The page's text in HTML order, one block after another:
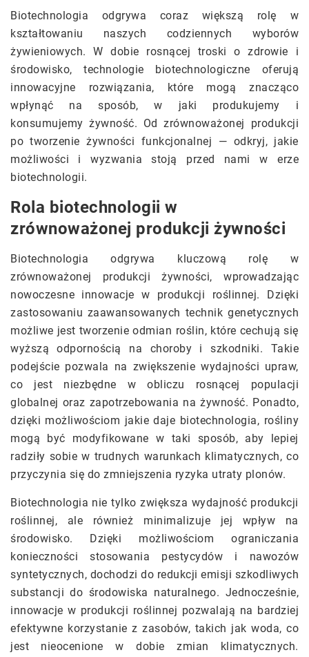
Biotechnologia odgrywa coraz większą rolę w
kształtowaniu naszych codziennych wyborów
żywieniowych. W dobie rosnącej troski o zdrowie i
środowisko, technologie biotechnologiczne oferują
innowacyjne rozwiązania, które mogą znacząco
wpłynąć na sposób, w jaki produkujemy i
konsumujemy żywność. Od zrównoważonej produkcji
po tworzenie żywności funkcjonalnej — odkryj, jakie
możliwości i wyzwania stoją przed nami w erze
biotechnologii.
Rola biotechnologii w
zrównoważonej produkcji żywności
Biotechnologia odgrywa kluczową rolę w
zrównoważonej produkcji żywności, wprowadzając
nowoczesne innowacje w produkcji roślinnej. Dzięki
zastosowaniu zaawansowanych technik genetycznych
możliwe jest tworzenie odmian roślin, które cechują się
wyższą odpornością na choroby i szkodniki. Takie
podejście pozwala na zwiększenie wydajności upraw,
co jest niezbędne w obliczu rosnącej populacji
globalnej oraz zapotrzebowania na żywność. Ponadto,
dzięki możliwościom jakie daje biotechnologia, rośliny
mogą być modyfikowane w taki sposób, aby lepiej
radziły sobie w trudnych warunkach klimatycznych, co
przyczynia się do zmniejszenia ryzyka utraty plonów.
Biotechnologia nie tylko zwiększa wydajność produkcji
roślinnej, ale również minimalizuje jej wpływ na
środowisko. Dzięki możliwościom ograniczania
konieczności stosowania pestycydów i nawozów
syntetycznych, dochodzi do redukcji emisji szkodliwych
substancji do środowiska naturalnego. Jednocześnie,
innowacje w produkcji roślinnej pozwalają na bardziej
efektywne korzystanie z zasobów, takich jak woda, co
jest nieocenione w dobie zmian klimatycznych.